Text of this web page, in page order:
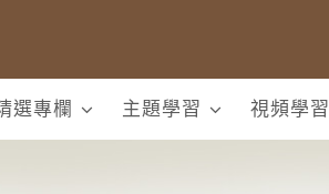
選專欄 主題學習 視頻學習